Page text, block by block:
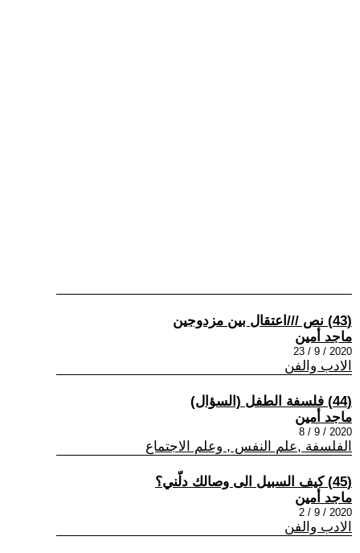
(43) نص ///اعتقال بين مزدوجين
ماجد أمين
2020 / 9 / 23
الادب والفن
(44) فلسفة الطفل (السؤال)
ماجد أمين
2020 / 9 / 8
الفلسفة ,علم النفس , وعلم الاجتماع
(45) كيف السبيل الى وصالك دلّني؟
ماجد أمين
2020 / 9 / 2
الادب والفن